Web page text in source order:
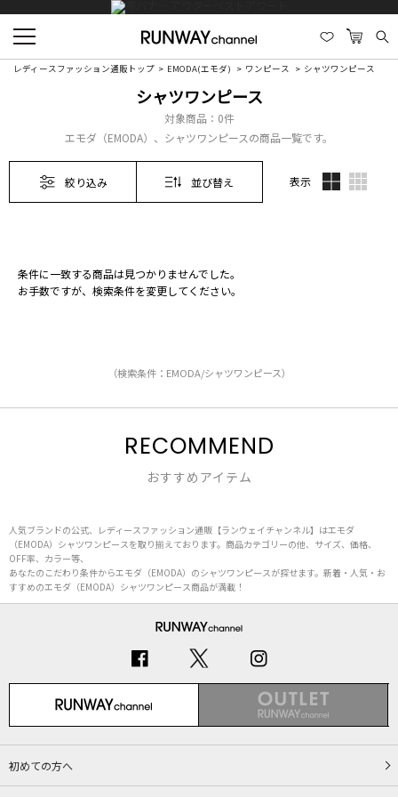
レディースファッション通販トップ EMODA(エモダ) ワンピース シャツワンピース
シャツワンピース
対象商品： 0件
エモダ（EMODA）、シャツワンピースの商品一覧です。
絞り込み 並び替え 表示
条件に一致する商品は見つかりませんでした。
お手数ですが、検索条件を変更してください。
（検索条件：EMODA/シャツワンピース）
RECOMMEND
おすすめアイテム
人気ブランドの公式、レディースファッション通販【ランウェイチャンネル】はエモダ
（EMODA）シャツワンピースを取り揃えております。商品カテゴリーの他、サイズ、価格、
OFF率、カラー等、
あなたのこだわり条件からエモダ（EMODA）のシャツワンピースが探せます。新着・人気・お
すすめのエモダ（EMODA）シャツワンピース商品が満載！
初めての方へ